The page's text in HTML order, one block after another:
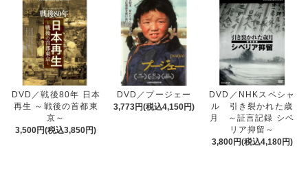
DVD／戦後80年 日本
再生 ～戦後の首都東
京～
3,500円(税込3,850円)
DVD／プージェー
3,773円(税込4,150円)
DVD／NHKスペシャ
ル 引き裂かれた歳
月 ～証言記録 シベ
リア抑留～
3,800円(税込4,180円)